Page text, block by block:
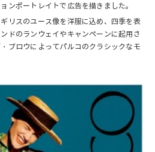
ンポートレイトで広告を描きました。
リスのユース像を洋服に込め、四季を表
ドのランウェイやキャンペーンに起用さ
ブロウによってパルコのクラシックなモ